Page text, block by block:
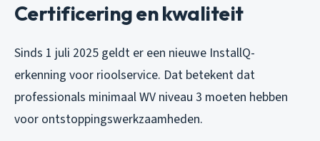
Certificering en kwaliteit
Sinds 1 juli 2025 geldt er een nieuwe InstallQ-
erkenning voor rioolservice. Dat betekent dat
professionals minimaal WV niveau 3 moeten hebben
voor ontstoppingswerkzaamheden.